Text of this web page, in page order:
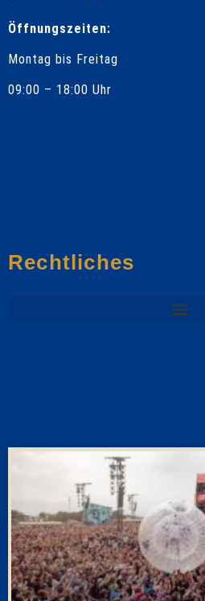
Öffnungszeiten:
Montag bis Freitag
09:00 – 18:00 Uhr
Rechtliches